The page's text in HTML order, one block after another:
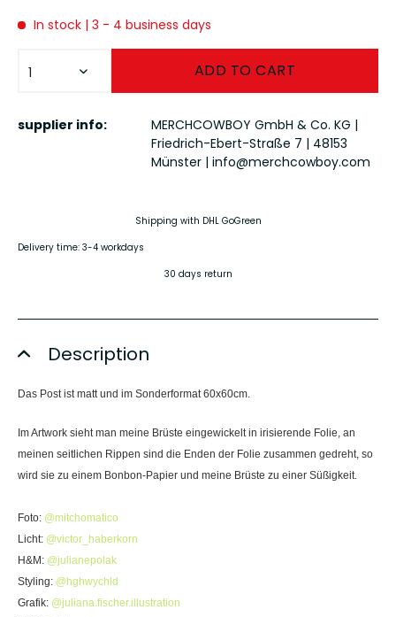
In stock | 3 - 4 business days
ADD TO CART
supplier info:
MERCHCOWBOY GmbH & Co. KG |
Friedrich-Ebert-Straße 7 | 48153
Münster | info@merchcowboy.com
Shipping with DHL GoGreen
Delivery time: 3-4 workdays
30 days return
Description
Das Post ist matt und im Sonderformat 60x60cm.
Im Artwork sieht man meine Brüste eingewickelt in irisierende Folie, an
meinen seitlichen Rippen sind die Enden der Folie zusammen gedreht, so
wird sie zu einem Bonbon-Papier und meine Brüste zu einer Süßigkeit.
Foto: @mitchomatico
Licht: @victor_haberkorn
H&M: @julianepolak
Styling: @hghwychld
Grafik: @juliana.fischer.illustration